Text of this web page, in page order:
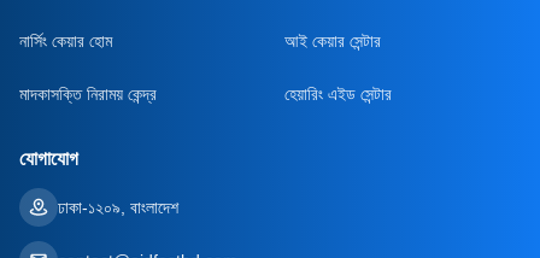
নার্সিং কেয়ার হোম আই কেয়ার সেন্টার
মাদকাসক্তি নিরাময় কেন্দ্র হেয়ারিং এইড সেন্টার
যোগাযোগ
ঢাকা-১২০৯, বাংলাদেশ